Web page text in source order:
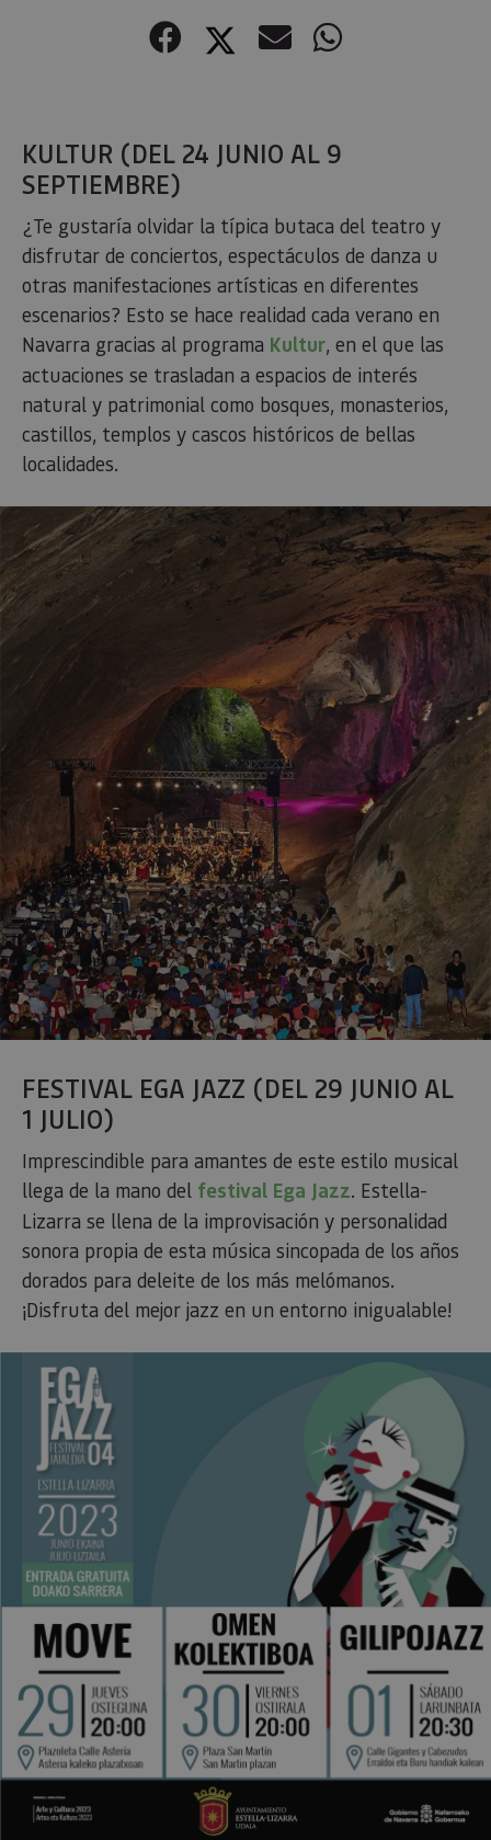
Facebook
Twitter
CorreoWhatsApp
KULTUR (DEL 24 JUNIO AL 9
SEPTIEMBRE)
¿Te gustaría olvidar la típica butaca del teatro y
disfrutar de conciertos, espectáculos de danza u
otras manifestaciones artísticas en diferentes
escenarios? Esto se hace realidad cada verano en
Navarra gracias al programa Kultur, en el que las
actuaciones se trasladan a espacios de interés
natural y patrimonial como bosques, monasterios,
castillos, templos y cascos históricos de bellas
localidades.
FESTIVAL EGA JAZZ (DEL 29 JUNIO AL
1 JULIO)
Imprescindible para amantes de este estilo musical
llega de la mano del festival Ega Jazz. Estella-
Lizarra se llena de la improvisación y personalidad
sonora propia de esta música sincopada de los años
dorados para deleite de los más melómanos.
¡Disfruta del mejor jazz en un entorno inigualable!